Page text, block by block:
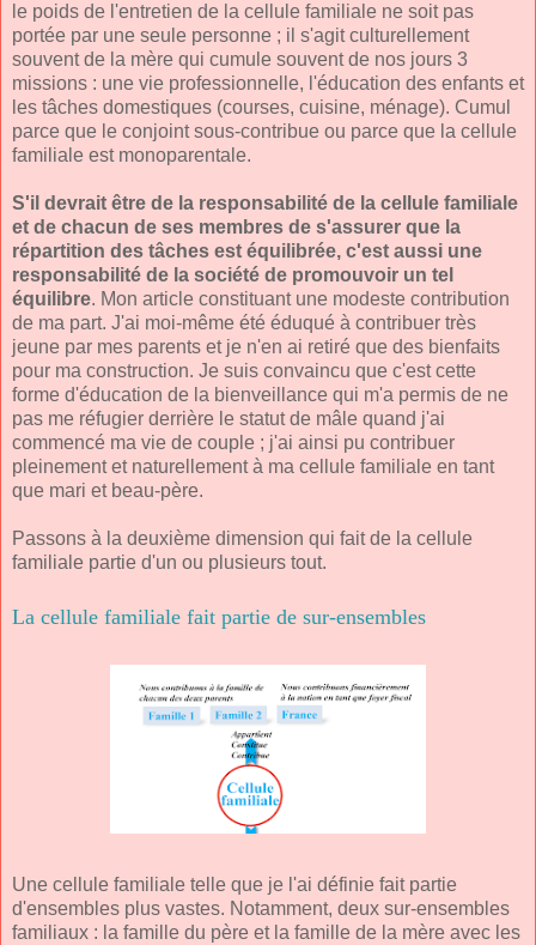
le poids de l'entretien de la cellule familiale ne soit pas
portée par une seule personne ; il s'agit culturellement
souvent de la mère qui cumule souvent de nos jours 3
missions : une vie professionnelle, l'éducation des enfants et
les tâches domestiques (courses, cuisine, ménage). Cumul
parce que le conjoint sous-contribue ou parce que la cellule
familiale est monoparentale.
S'il devrait être de la responsabilité de la cellule familiale
et de chacun de ses membres de s'assurer que la
répartition des tâches est équilibrée, c'est aussi une
responsabilité de la société de promouvoir un tel
équilibre. Mon article constituant une modeste contribution
de ma part. J'ai moi-même été éduqué à contribuer très
jeune par mes parents et je n'en ai retiré que des bienfaits
pour ma construction. Je suis convaincu que c'est cette
forme d'éducation de la bienveillance qui m'a permis de ne
pas me réfugier derrière le statut de mâle quand j'ai
commencé ma vie de couple ; j'ai ainsi pu contribuer
pleinement et naturellement à ma cellule familiale en tant
que mari et beau-père.
Passons à la deuxième dimension qui fait de la cellule
familiale partie d'un ou plusieurs tout.
La cellule familiale fait partie de sur-ensembles
Une cellule familiale telle que je l'ai définie fait partie
d'ensembles plus vastes. Notamment, deux sur-ensembles
familiaux : la famille du père et la famille de la mère avec les